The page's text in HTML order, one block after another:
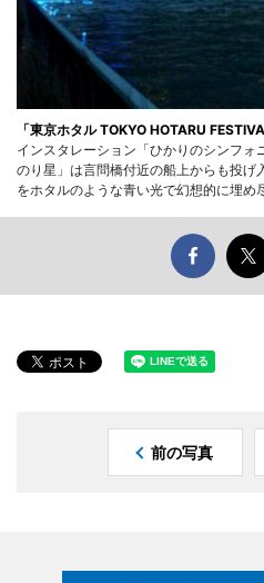
「東京ホタル TOKYO HOTARU
インスタレーション「ひかりのシンフ
のり星」は言問橋付近の船上からも投げ
をホタルのような青い光で幻想的に埋め
前の写真